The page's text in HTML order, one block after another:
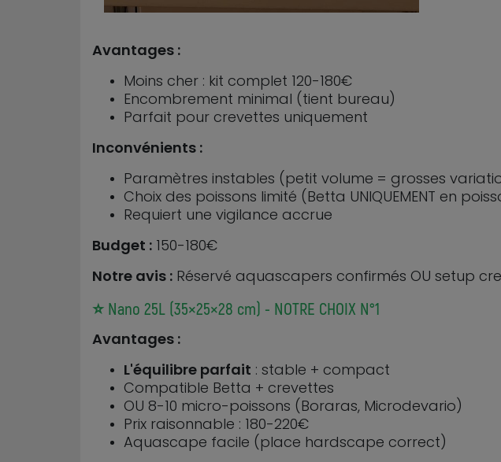
Avantages :
Moins cher : kit complet 120-180€
Encombrement minimal (tient bureau)
Parfait pour crevettes uniquement
Inconvénients :
Paramètres instables (petit volume = grosses
Choix des poissons limité (Betta UNIQUEMENT en
Requiert une vigilance accrue
Budget : 150-180€
Notre avis : Réservé aquascapers confirmés OU setup
⭐ Nano 25L (35×25×28 cm) - NOTRE CHOIX N°1
Avantages :
L'équilibre parfait : stable + compact
Compatible Betta + crevettes
OU 8-10 micro-poissons (Boraras, Microdevario)
Prix raisonnable : 180-220€
Aquascape facile (place hardscape correct)